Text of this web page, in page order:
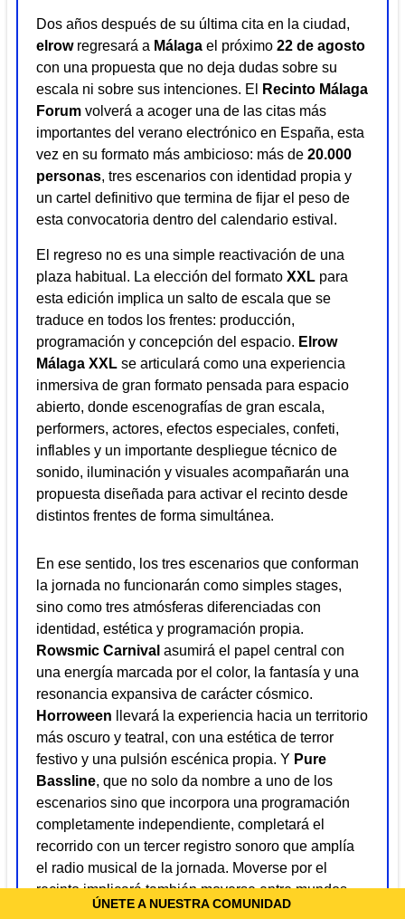
ÚNETE A NUESTRA COMUNIDAD
Dos años después de su última cita en la ciudad,
elrowregresará a Málaga el próximo 22 de agosto
con una propuesta que no deja dudas sobre su
escala ni sobre sus intenciones. El
Recinto Málaga
Forum volverá a acoger una de las citas más
importantes del verano electrónico en España, esta
vez en su formato más ambicioso: más de 20.000
personas, tres escenarios con identidad propia y
un cartel definitivo que termina de fijar el peso de
esta convocatoria dentro del calendario estival.
El regreso no es una simple reactivación de una
plaza habitual. La elección del formato XXL para
esta edición implica un salto de escala que se
traduce en todos los frentes: producción,
programación y concepción del espacio. Elrow
Málaga XXL se articulará como una experiencia
inmersiva de gran formato pensada para espacio
abierto, donde escenografías de gran escala,
performers, actores, efectos especiales, confeti,
inflables y un importante despliegue técnico de
sonido, iluminación y visuales acompañarán una
propuesta diseñada para activar el recinto desde
distintos frentes de forma simultánea.
En ese sentido, los tres escenarios que conforman
la jornada no funcionarán como simples stages,
sino como tres atmósferas diferenciadas con
identidad, estética y programación propia.
Rowsmic Carnival asumirá el papel central con
una energía marcada por el color, la fantasía y una
resonancia expansiva de carácter cósmico.
Horroween llevará la experiencia hacia un territorio
más oscuro y teatral, con una estética de terror
festivo y una pulsión escénica propia. Y Pure
Bassline, que no solo da nombre a uno de los
escenarios sino que incorpora una programación
completamente independiente, completará el
recorrido con un tercer registro sonoro que amplía
el radio musical de la jornada. Moverse por el
recinto implicará también moverse entre mundos.